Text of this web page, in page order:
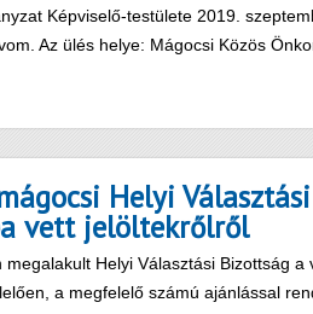
Képviselő-testülete 2019.
Az ülés helye: Mágocsi Közös
Helyi
vett jelöltekrőlről
Helyi Választási Bizottság
a megfelelő számú ajánlással